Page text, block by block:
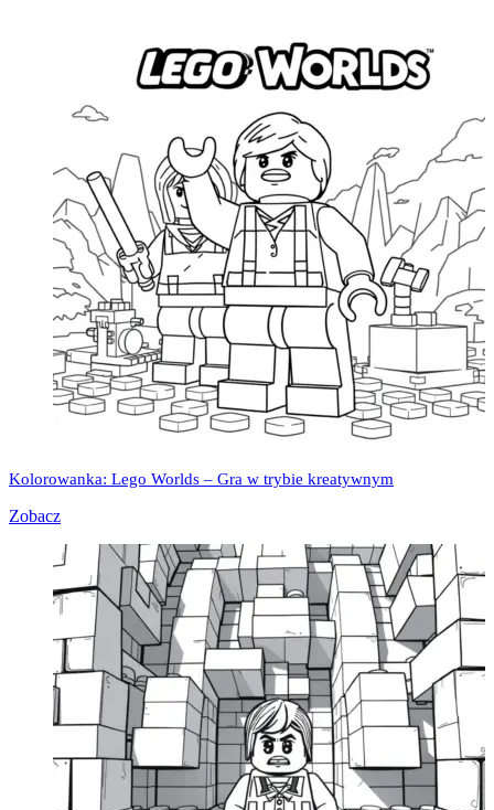
Kolorowanka: Lego Worlds – Gra w trybie kreatywnym
Zobacz